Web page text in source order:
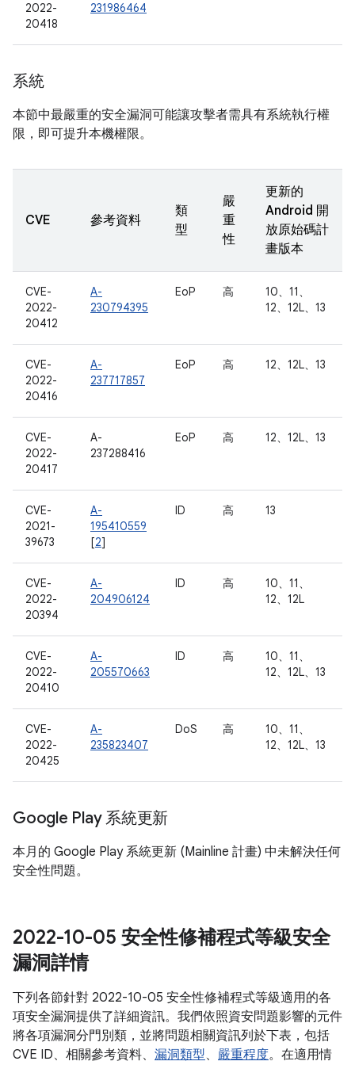
2022-
20418
231986464
系統
本節中最嚴重的安全漏洞可能讓攻擊者需具有系統執行權
限，即可提升本機權限。
CVE 參考資料
類
型
嚴
重
性
更新的
Android 開
放原始碼計
畫版本
CVE-
2022-
20412
A-
230794395
EoP 高
10、11、
12、12L、13
CVE-
2022-
20416
A-
237717857
EoP 高 12、12L、13
CVE-
2022-
20417
A-
237288416
EoP 高 12、12L、13
CVE-
2021-
39673
A-
195410559
[2]
ID 高 13
CVE-
2022-
20394
A-
204906124
ID 高
10、11、
12、12L
CVE-
2022-
20410
A-
205570663
ID 高
10、11、
12、12L、13
CVE-
2022-
20425
A-
235823407
DoS 高
10、11、
12、12L、13
Google Play 系統更新
本月的 Google Play 系統更新 (Mainline 計畫) 中未解決任何
安全性問題。
2022-10-05 安全性修補程式等級安全
漏洞詳情
下列各節針對 2022-10-05 安全性修補程式等級適用的各
項安全漏洞提供了詳細資訊。我們依照資安問題影響的元件
將各項漏洞分門別類，並將問題相關資訊列於下表，包括
CVE ID、相關參考資料、 漏洞類型、 嚴重程度。在適用情